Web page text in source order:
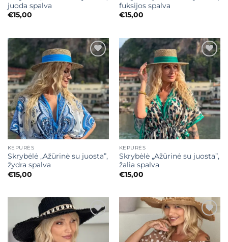
juoda spalva
€15,00
fuksijos spalva
€15,00
Mėgstamiausias
KEPURĖS
Skrybėlė „Ažūrinė su juosta”,
žydra spalva
€15,00
Mėgstamiausias
KEPURĖS
Skrybėlė „Ažūrinė su juosta”,
žalia spalva
€15,00
Mėgstamiausias Mėgstamiausias